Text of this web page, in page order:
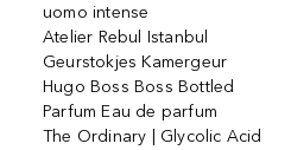
uomo intense
Atelier Rebul Istanbul
Geurstokjes Kamergeur
Hugo Boss Boss Bottled
Parfum Eau de parfum
The Ordinary | Glycolic Acid